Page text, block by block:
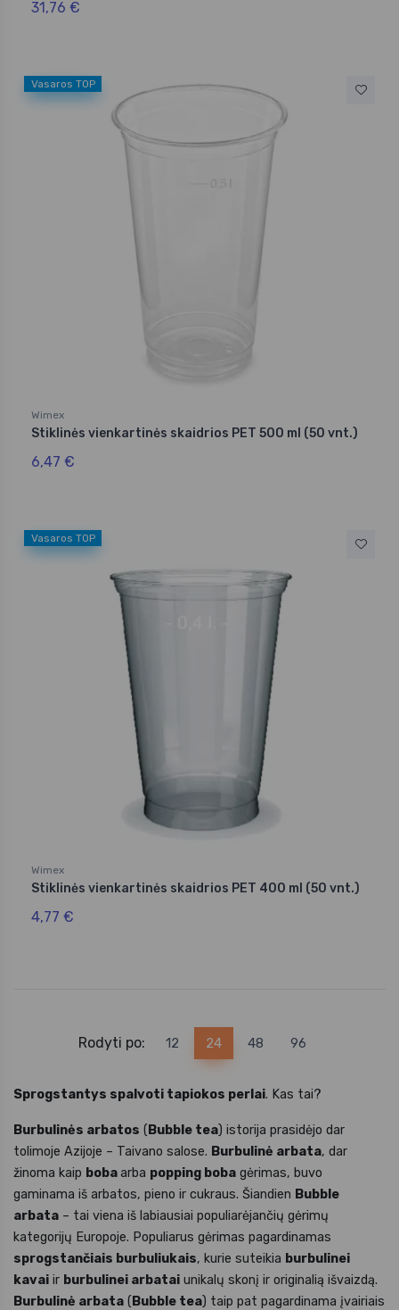
31,76 €
Vasaros TOP
Wimex
Stiklinės vienkartinės skaidrios PET 500 ml (50 vnt.)
6,47 €
Vasaros TOP
Wimex
Stiklinės vienkartinės skaidrios PET 400 ml (50 vnt.)
4,77 €
Rodyti po: 12 24 48 96
Sprogstantys spalvoti tapiokos perlai. Kas tai?
Burbulinės arbatos ( Bubble tea) istorija prasidėjo dar
tolimoje Azijoje – Taivano salose. Burbulinė arbata, dar
žinoma kaip bobaarba popping boba gėrimas, buvo
gaminama iš arbatos, pieno ir cukraus. Šiandien Bubble
arbata – tai viena iš labiausiai populiarėjančių gėrimų
kategorijų Europoje. Populiarus gėrimas pagardinamas
sprogstančiais burbuliukais, kurie suteikia burbulinei
kavai ir burbulinei arbatai unikalų skonį ir originalią išvaizdą.
Burbulinė arbata ( Bubble tea) taip pat pagardinama įvairiais